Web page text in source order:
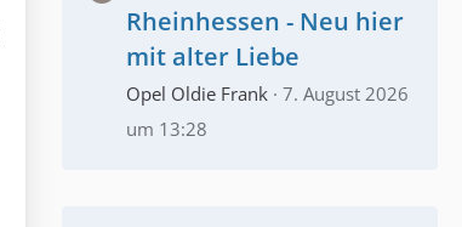
Rheinhessen - Neu hier
mit alter Liebe
Opel Oldie Frank 7. August 2026
um 13:28